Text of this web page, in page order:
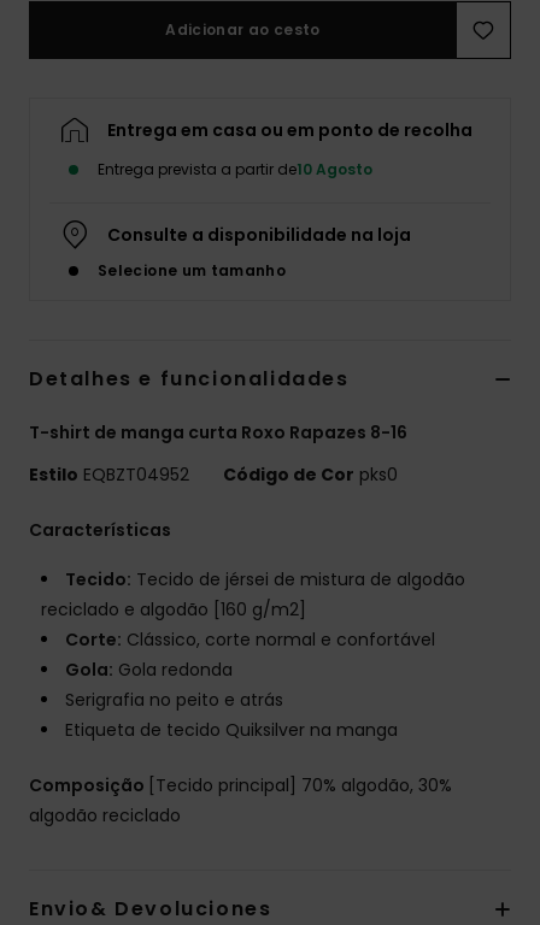
Adicionar ao cesto
Entrega em casa ou em ponto de recolha
Entrega prevista a partir de10 Agosto
Consulte a disponibilidade na loja
Selecione um tamanho
Detalhes e funcionalidades
T-shirt de manga curta Roxo Rapazes 8-16
Estilo EQBZT04952 Código de Cor pks0
Características
Tecido: Tecido de jérsei de mistura de algodão
reciclado e algodão [160 g/m2]
Corte: Clássico, corte normal e confortável
Gola: Gola redonda
Serigrafia no peito e atrás
Etiqueta de tecido Quiksilver na manga
Composição [Tecido principal] 70% algodão, 30%
algodão reciclado
Envio& Devoluciones